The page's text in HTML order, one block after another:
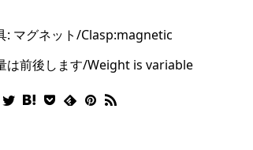
: マグネット/Clasp:magnetic
は前後します/Weight is variable